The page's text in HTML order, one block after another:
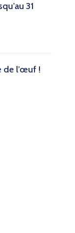
31
de l’œuf !